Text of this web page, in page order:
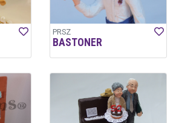
PRSZ
BASTONER